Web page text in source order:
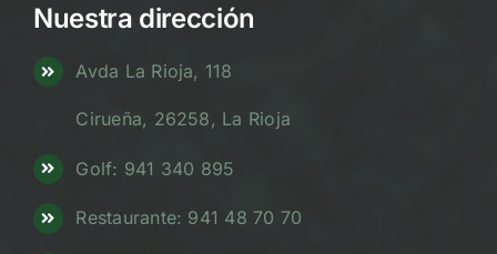
Nuestra dirección
Avda La Rioja, 118
Cirueña, 26258, La Rioja
Golf: 941 340 895
Restaurante: 941 48 70 70